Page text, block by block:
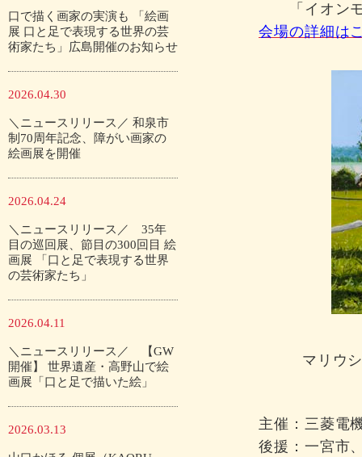
口で描く画家の実演も 「絵画
展 口と足で表現する世界の芸
術家たち」広島開催のお知らせ
2026.04.30
＼ニュースリリース／ 和泉市
制70周年記念、障がい画家の
絵画展を開催
2026.04.24
＼ニュースリリース／ 35年
目の巡回展、節目の300回目 絵
画展 「口と足で表現する世界
の芸術家たち」
2026.04.11
＼ニュースリリース／ 【GW
開催】 世界遺産・高野山で絵
画展「口と足で描いた絵」
2026.03.13
「イオンモ
会場の詳細は
マリウ
主催：三菱電
後援：一宮市